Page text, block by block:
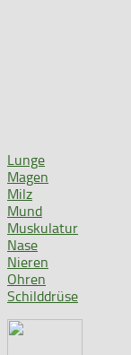
Lunge
Magen
Milz
Mund
Muskulatur
Nase
Nieren
Ohren
Schilddrüse